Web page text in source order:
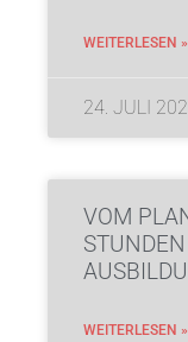
WEITERLESEN »
24. JULI
VOM
STUNDEN
WEITERLESEN »